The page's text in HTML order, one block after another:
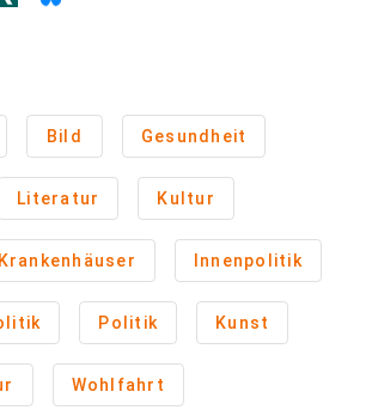
Bild Gesundheit
Literatur Kultur
Krankenhäuser Innenpolitik
Politik Kunst
Wohlfahrt